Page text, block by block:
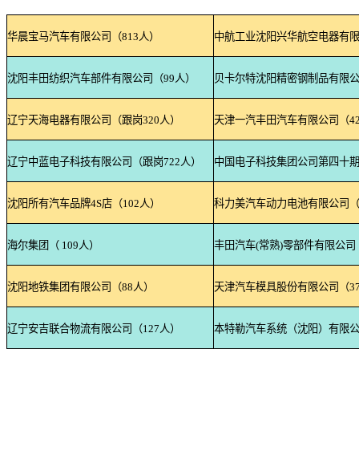
华晨宝马汽车有限公司（813人） 中航工业沈阳兴华航空电器有
沈阳丰田纺织汽车部件有限公司（99人） 贝卡尔特沈阳精密钢制品有限
辽宁天海电器有限公司（跟岗320人） 天津一汽丰田汽车有限公司（
辽宁中蓝电子科技有限公司（跟岗722人） 中国电子科技集团公司第四十
沈阳所有汽车品牌4S店（102人） 科力美汽车动力电池有限公司（
海尔集团（ 109人） 丰田汽车(常熟)零部件有限公司
沈阳地铁集团有限公司（88人） 天津汽车模具股份有限公司（
辽宁安吉联合物流有限公司（127人） 本特勒汽车系统（沈阳）有限